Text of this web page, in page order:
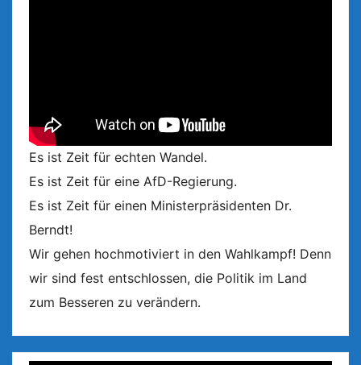
Es ist Zeit für echten Wandel.
Es ist Zeit für eine AfD-Regierung.
Es ist Zeit für einen Ministerpräsidenten Dr.
Berndt!
Wir gehen hochmotiviert in den Wahlkampf! Denn
wir sind fest entschlossen, die Politik im Land
zum Besseren zu verändern.